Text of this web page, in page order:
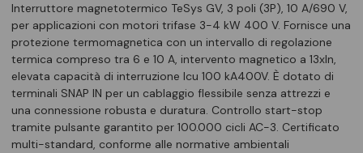
Interruttore magnetotermico TeSys GV, 3 poli (3P), 10 A/690 V,
per applicazioni con motori trifase 3-4 kW 400 V. Fornisce una
protezione termomagnetica con un intervallo di regolazione
termica compreso tra 6 e 10 A, intervento magnetico a 13xIn,
elevata capacità di interruzione Icu 100 kA400V. È dotato di
terminali SNAP IN per un cablaggio flessibile senza attrezzi e
una connessione robusta e duratura. Controllo start-stop
tramite pulsante garantito per 100.000 cicli AC-3. Certificato
multi-standard, conforme alle normative ambientali